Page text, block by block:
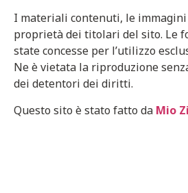
I materiali contenuti, le immagini
proprietà dei titolari del sito. Le
state concesse per l’utilizzo
Ne è vietata la riproduzione
dei detentori dei diritti.
Questo sito è stato fatto da Mio